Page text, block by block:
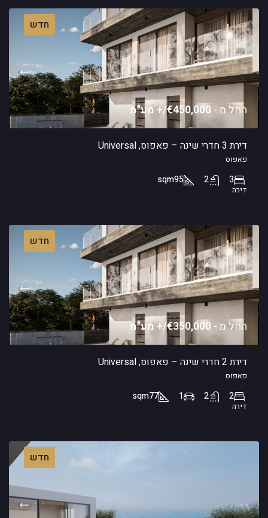
חדש
החל מ - €450,000/+ מע"מ
דירת 3 חדרי שינה – פאפוס, Universal
פאפוס
3
2
95
sqm
דירה
חדש
החל מ - €350,000/+ מע"מ
דירת 2 חדרי שינה – פאפוס, Universal
פאפוס
2
2
1
77
sqm
דירה
חדש